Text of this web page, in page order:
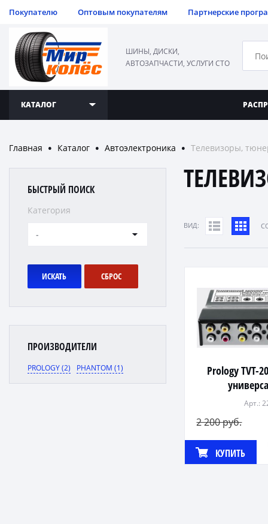
Покупателю Оптовым покупателям Партнерские
ШИНЫ, ДИСКИ,
АВТОЗАПЧАСТИ, УСЛУГИ СТО
КАТАЛОГ
Главная ● Каталог ● Автоэлектроника ● Телевизоры,
БЫСТРЫЙ ПОИСК
Категория
-
ИСКАТЬ СБРОС
ПРОИЗВОДИТЕЛИ
PROLOGY (2) PHANTOM (1)
ВИД:
Prology TVT-
Арт.:
2 200 руб.
КУПИТЬ